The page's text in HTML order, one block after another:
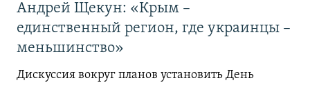
Андрей Щекун: «Крым –
единственный регион, где украинцы –
меньшинство»
Дискуссия вокруг планов установить День